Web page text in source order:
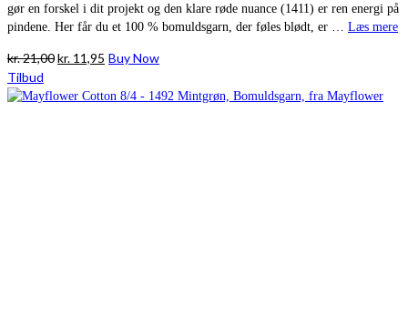
gør en forskel i dit projekt og den klare røde nuance (1411) er ren energi på
pindene. Her får du et 100 % bomuldsgarn, der føles blødt, er … Læs mere
kr.21,00Den
pris
kr. 11,95 Den
pris
Buy Now
Tilbud